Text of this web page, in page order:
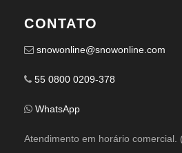
CONTATO
snowonline@snowonline.com
55 0800 0209-378
WhatsApp
Atendimento em horário comercial.